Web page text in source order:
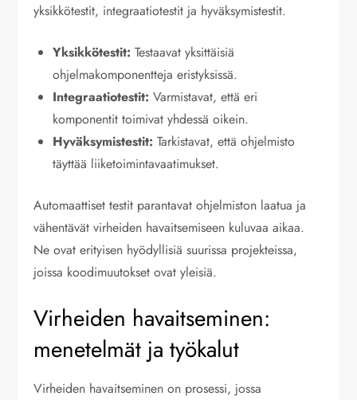
yksikkötestit, integraatiotestit ja hyväksymistestit.
Yksikkötestit: Testaavat yksittäisiä
ohjelmakomponentteja eristyksissä.
Integraatiotestit: Varmistavat, että eri
komponentit toimivat yhdessä oikein.
Hyväksymistestit: Tarkistavat, että ohjelmisto
täyttää liiketoimintavaatimukset.
Automaattiset testit parantavat ohjelmiston laatua ja
vähentävät virheiden havaitsemiseen kuluvaa aikaa.
Ne ovat erityisen hyödyllisiä suurissa projekteissa,
joissa koodimuutokset ovat yleisiä.
Virheiden havaitseminen:
menetelmät ja työkalut
Virheiden havaitseminen on prosessi, jossa